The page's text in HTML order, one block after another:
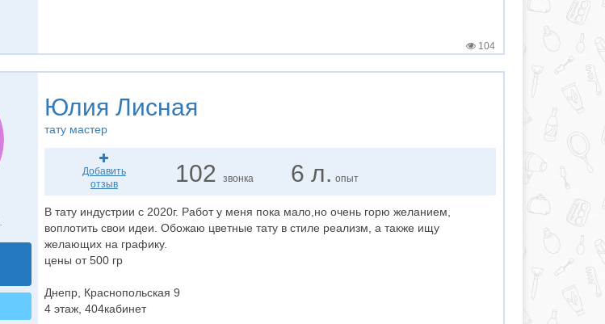
104
Юлия Лисная
тату мастер
Добавить
отзыв
102звонка 6 л. опыт
В тату индустрии с 2020г. Работ у меня пока мало,но очень горю желанием,
воплотить свои идеи. Обожаю цветные тату в стиле реализм, а также ищу
желающих на графику.
цены от 500 гр
Днепр, Краснопольская 9
4 этаж, 404кабинет